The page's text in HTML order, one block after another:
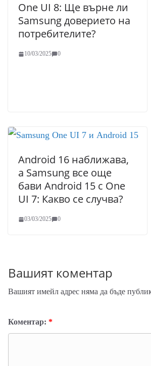
One UI 8: Ще върне ли
Samsung доверието на
потребителите?
10/03/2025 0
Android 16 наближава,
а Samsung все още
бави Android 15 с One
UI 7: Какво се случва?
03/03/2025 0
Вашият коментар
Вашият имейл адрес няма да бъде
Коментар: *